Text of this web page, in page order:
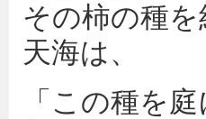
その柿の種
天海は、
「この種を